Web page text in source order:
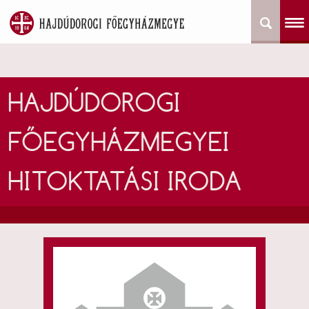
HAJDÚDOROGI
FŐEGYHÁZMEGYEI
HITOKTATÁSI IRODA